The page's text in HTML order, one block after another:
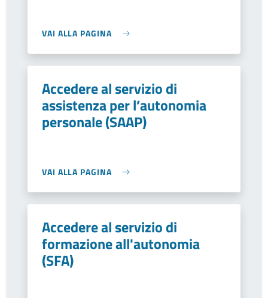
VAI ALLA PAGINA
Accedere al servizio di
assistenza per l’autonomia
personale (SAAP)
VAI ALLA PAGINA
Accedere al servizio di
formazione all'autonomia
(SFA)